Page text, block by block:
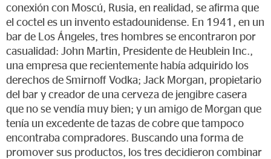
conexión con Moscú, Rusia, en realidad, se afirma que
el coctel es un invento estadounidense. En 1941, en un
bar de Los Ángeles, tres hombres se encontraron por
casualidad: John Martin, Presidente de Heublein Inc.,
una empresa que recientemente había adquirido los
derechos de Smirnoff Vodka; Jack Morgan, propietario
del bar y creador de una cerveza de jengibre casera
que no se vendía muy bien; y un amigo de Morgan que
tenía un excedente de tazas de cobre que tampoco
encontraba compradores. Buscando una forma de
promover sus productos, los tres decidieron combinar